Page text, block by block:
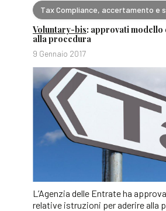
Tax Compliance, accertamento e
Voluntary-bis: approvati
alla procedura
9 Gennaio 2017
L’Agenzia delle Entrate ha
relative istruzioni per aderire alla